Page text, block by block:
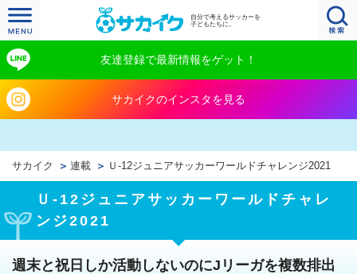
自分で考えるサッカーを
子どもたちに。
友達登録で最新情報をゲット！
サカイクのインスタを見る
サカイク 連載 Ｕ‐12ジュニアサッカーワールドチャレンジ2021
Ｕ‐12ジュニアサッカーワールドチャレ
ンジ2021
週末と祝日しか活動しないのにJリーガを複数排出